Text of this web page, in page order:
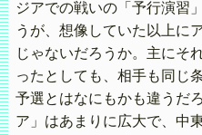
ジアでの戦いの「予行演習
うが、想像していた以上に
じゃないだろうか。主にそ
ったとしても、相手も同じ
予選とはなにもかも違うだ
ア」はあまりに広大で、中